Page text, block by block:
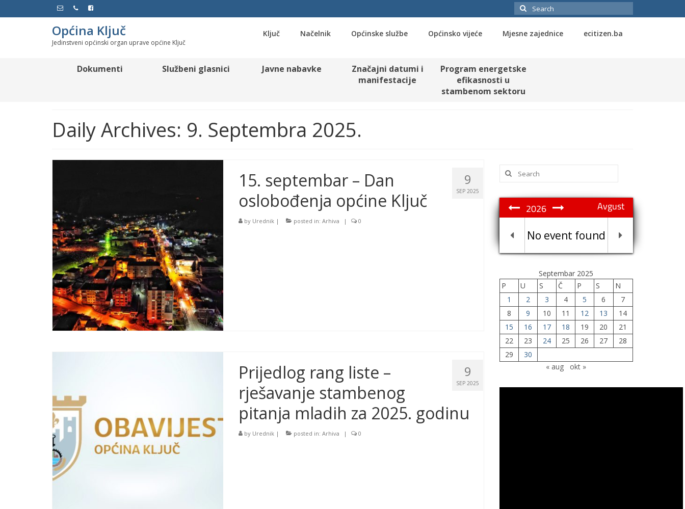
Search
for:
Općina Ključ
Jedinstveni općinski organ uprave općine Ključ
Ključ Načelnik Općinske službe Općinsko vijeće Mjesne zajednice ecitizen.ba
Dokumenti Službeni glasnici Javne nabavke
Značajni datumi i
manifestacije
Program energetske
efikasnosti u
stambenom sektoru
Daily Archives: 9. Septembra 2025.
9
SEP 2025
15. septembar – Dan
oslobođenja općine Ključ
by Urednik| posted in: Arhiva | 0
9
SEP 2025
Prijedlog rang liste –
rješavanje stambenog
pitanja mladih za 2025. godinu
by Urednik| posted in: Arhiva | 0
Search
for:
Avgust
2026
No event found
Septembar 2025
P
U S Č P S
N
1
2 3 4 5 6
7
8
9 10 11 12 13
14
15
16 17 18 19 20
21
22
23 24 25 26 27
28
29
30
« aug
okt »